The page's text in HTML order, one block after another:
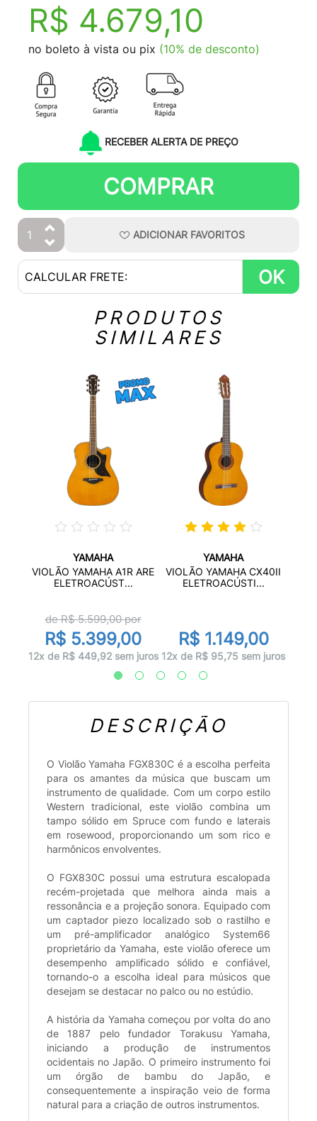
R$ 4.679,10
no boleto à vista ou pix (10% de desconto)
RECEBER ALERTA DE PREÇO
COMPRAR
ADICIONAR FAVORITOS
OK
PRODUTOS
SIMILARES
YAMAHA
VIOLÃO YAMAHA A1R ARE
ELETROACÚST...
de R$5.599,00por
R$ 5.399,00
12x de R$ 449,92 sem juros
YAMAHA
VIOLÃO YAMAHA CX40II
ELETROACÚSTI...
R$ 1.149,00
12x de R$ 95,75 sem juros
DESCRIÇÃO
O Violão Yamaha FGX830C é a escolha perfeita
para os amantes da música que buscam um
instrumento de qualidade. Com um corpo estilo
Western tradicional, este violão combina um
tampo sólido em Spruce com fundo e laterais
em rosewood, proporcionando um som rico e
harmônicos envolventes.
O FGX830C possui uma estrutura escalopada
recém-projetada que melhora ainda mais a
ressonância e a projeção sonora. Equipado com
um captador piezo localizado sob o rastilho e
um pré-amplificador analógico System66
proprietário da Yamaha, este violão oferece um
desempenho amplificado sólido e confiável,
tornando-o a escolha ideal para músicos que
desejam se destacar no palco ou no estúdio.
A história da Yamaha começou por volta do ano
de 1887 pelo fundador Torakusu Yamaha,
iniciando a produção de instrumentos
ocidentais no Japão. O primeiro instrumento foi
um órgão de bambu do Japão, e
consequentemente a inspiração veio de forma
natural para a criação de outros instrumentos.